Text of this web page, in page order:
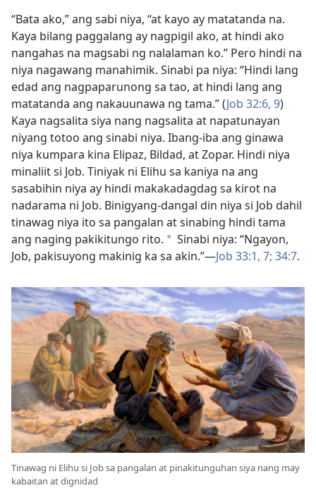
“Bata ako,” ang sabi niya, “at kayo ay matatanda na.
Kaya bilang paggalang ay nagpigil ako, at hindi ako
nangahas na magsabi ng nalalaman ko.” Pero hindi na
niya nagawang manahimik. Sinabi pa niya: “Hindi lang
edad ang nagpaparunong sa tao, at hindi lang ang
matatanda ang nakauunawa ng tama.” (Job 32:6, 9)
Kaya nagsalita siya nang nagsalita at napatunayan
niyang totoo ang sinabi niya. Ibang-iba ang ginawa
niya kumpara kina Elipaz, Bildad, at Zopar. Hindi niya
minaliit si Job. Tiniyak ni Elihu sa kaniya na ang
sasabihin niya ay hindi makakadagdag sa kirot na
nadarama ni Job. Binigyang-dangal din niya si Job dahil
tinawag niya ito sa pangalan at sinabing hindi tama
ang naging pakikitungo rito. a Sinabi niya: “Ngayon,
Job, pakisuyong makinig ka sa akin.”—Job 33:1, 7; 34:7.
Tinawag ni Elihu si Job sa pangalan at pinakitunguhan siya nang may
kabaitan at dignidad